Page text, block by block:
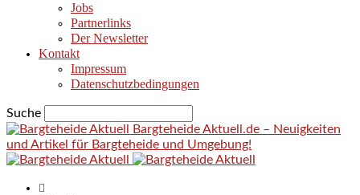
Jobs
Partnerlinks
Der Newsletter
Kontakt
Impressum
Datenschutzbedingungen
Suche
Bargteheide Aktuell.de – Neuigkeiten
und Artikel für Bargteheide und Umgebung!